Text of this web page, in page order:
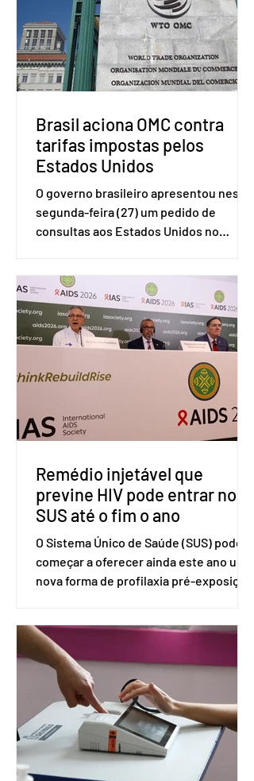
Brasil aciona OMC contra
tarifas impostas pelos
Estados Unidos
O governo brasileiro apresentou nesta
segunda-feira (27) um pedido de
consultas aos Estados Unidos no
(OMC), contestando duas medidas
tarifárias adotadas pelo país norte-
americano com base na Seção 301 da
Lei de Comércio de 1974. Segundo nota
divulgada pelo Ministério das Relações
Exteriores, o Brasil considera que as
incompatíveis com as obrigações
assumidas pelos Estados Unid
Remédio injetável que
previne HIV pode entrar no
SUS até o fim o ano
O Sistema Único de Saúde (SUS) pode
começar a oferecer ainda este ano uma
nova forma de profilaxia pré-exposição
medicamento carbotegravir, que
impede a replicação do vírus de forma
prolongada e pode ser tomado a cada
dois meses. O pedido de inclusão vai
ser encaminhado pelo Ministério da
Saúde à Comissão Nacional de
Incorporação de Novas Tecnologias no
SUS (Conitec) na semana que vem. A